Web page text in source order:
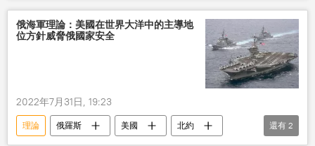
俄海軍理論：美國在世界大洋中的主導地
位方針威脅俄國家安全
2022年7月31日, 19:23
理論 俄羅斯 美國
北約
還有 2